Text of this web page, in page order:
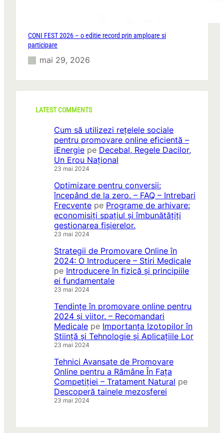
CONI FEST 2026 – o editie record prin amploare si
participare
mai 29, 2026
LATEST COMMENTS
Cum să utilizezi rețelele sociale
pentru promovare online eficientă –
iEnergie pe Decebal, Regele Dacilor,
Un Erou Național
23 mai 2024
Optimizare pentru conversii:
începând de la zero. – FAQ – Intrebari
Frecvente pe Programe de arhivare:
economisiți spațiul și îmbunătățiți
gestionarea fișierelor.
23 mai 2024
Strategii de Promovare Online în
2024: O Introducere – Stiri Medicale
pe Introducere în fizică și principiile
ei fundamentale
23 mai 2024
Tendințe în promovare online pentru
2024 și viitor. – Recomandari
Medicale pe Importanța Izotopilor în
Știință și Tehnologie și Aplicațiile Lor
23 mai 2024
Tehnici Avansate de Promovare
Online pentru a Rămâne În Fața
Competiției – Tratament Natural pe
Descoperă tainele mezosferei
23 mai 2024